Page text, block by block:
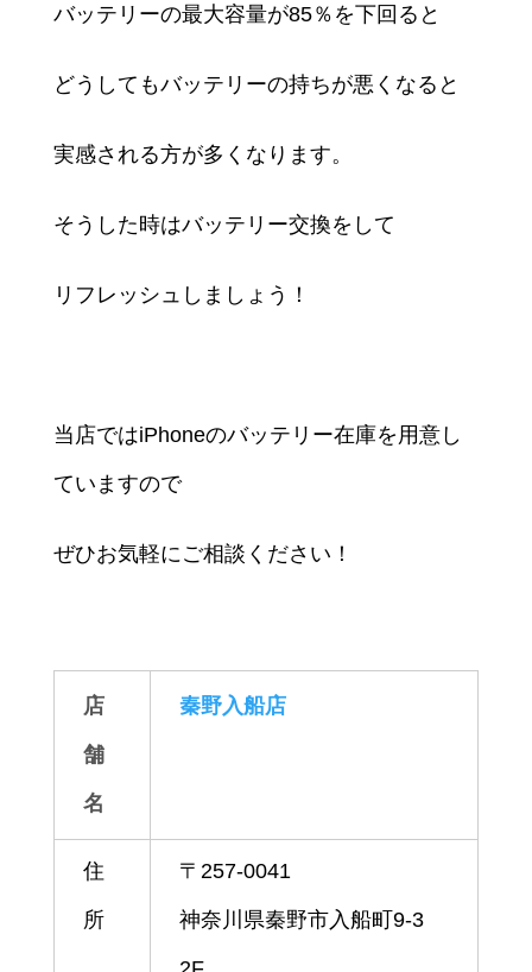
バッテリーの最大容量が85％を下回ると
どうしてもバッテリーの持ちが悪くなると
実感される方が多くなります。
そうした時はバッテリー交換をして
リフレッシュしましょう！
当店ではiPhoneのバッテリー在庫を用意し
ていますので
ぜひお気軽にご相談ください！
店
舗
名
秦野入船店
住
所
〒257-0041
神奈川県秦野市入船町9-3